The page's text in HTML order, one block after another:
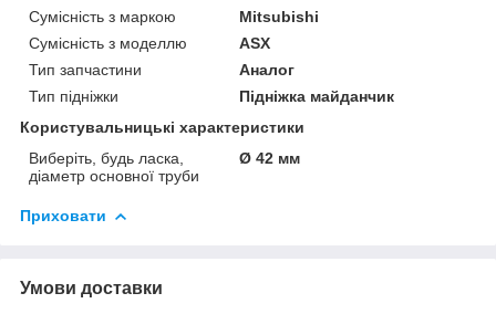
Сумісність з маркою
Mitsubishi
Сумісність з моделлю
ASX
Тип запчастини
Аналог
Тип підніжки
Підніжка майданчик
Користувальницькі характеристики
Виберіть, будь ласка,
діаметр основної труби
Ø 42 мм
Приховати
Умови доставки